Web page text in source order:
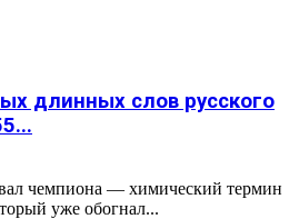
длинных слов русского
чемпиона — химический термин
уже обогнал...